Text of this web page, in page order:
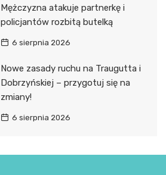
Mężczyzna atakuje partnerkę i
policjantów rozbitą butelką
6 sierpnia 2026
Nowe zasady ruchu na Traugutta i
Dobrzyńskiej – przygotuj się na
zmiany!
6 sierpnia 2026